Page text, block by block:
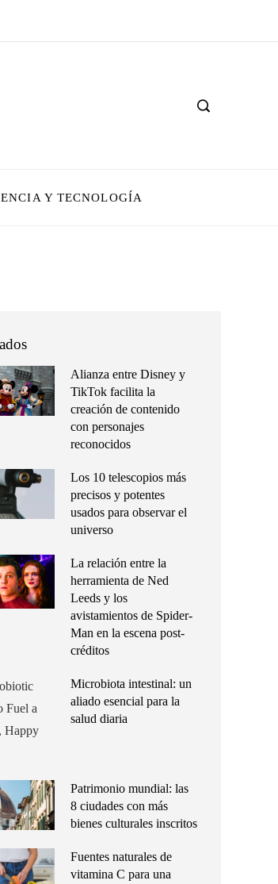
Y TECNOLOGÍA
Alianza entre Disney y
TikTok facilita la
creación de contenido
con personajes
reconocidos
Los 10 telescopios más
precisos y potentes
usados para observar el
universo
La relación entre la
herramienta de Ned
Leeds y los
avistamientos de Spider-
Man en la escena post-
créditos
Microbiota intestinal: un
aliado esencial para la
salud diaria
Patrimonio mundial: las
8 ciudades con más
bienes culturales inscritos
Fuentes naturales de
vitamina C para una